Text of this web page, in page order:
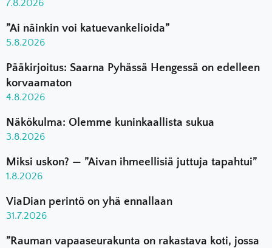
7.8.2026
”Ai näinkin voi katuevankelioida”
5.8.2026
Pääkirjoitus: Saarna Pyhässä Hengessä on edelleen
korvaamaton
4.8.2026
Näkökulma: Olemme kuninkaallista sukua
3.8.2026
Miksi uskon? — ”Aivan ihmeellisiä juttuja tapahtui”
1.8.2026
ViaDian perintö on yhä ennallaan
31.7.2026
”Rauman vapaaseurakunta on rakastava koti, jossa